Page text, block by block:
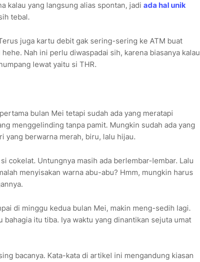
kalau yang langsung alias spontan, jadi ada hal unik
tebal.
juga kartu debit gak sering-sering ke ATM buat
Nah ini perlu diwaspadai sih, karena biasanya kalau
lewat yaitu si THR.
bulan Mei tetapi sudah ada yang meratapi
menggelinding tanpa pamit. Mungkin sudah ada yang
yang berwarna merah, biru, lalu hijau.
cokelat. Untungnya masih ada berlembar-lembar. Lalu
menyisakan warna abu-abu? Hmm, mungkin harus
di minggu kedua bulan Mei, makin meng-sedih lagi.
bahagia itu tiba. Iya waktu yang dinantikan sejuta umat
bacanya. Kata-kata di artikel ini mengandung kiasan